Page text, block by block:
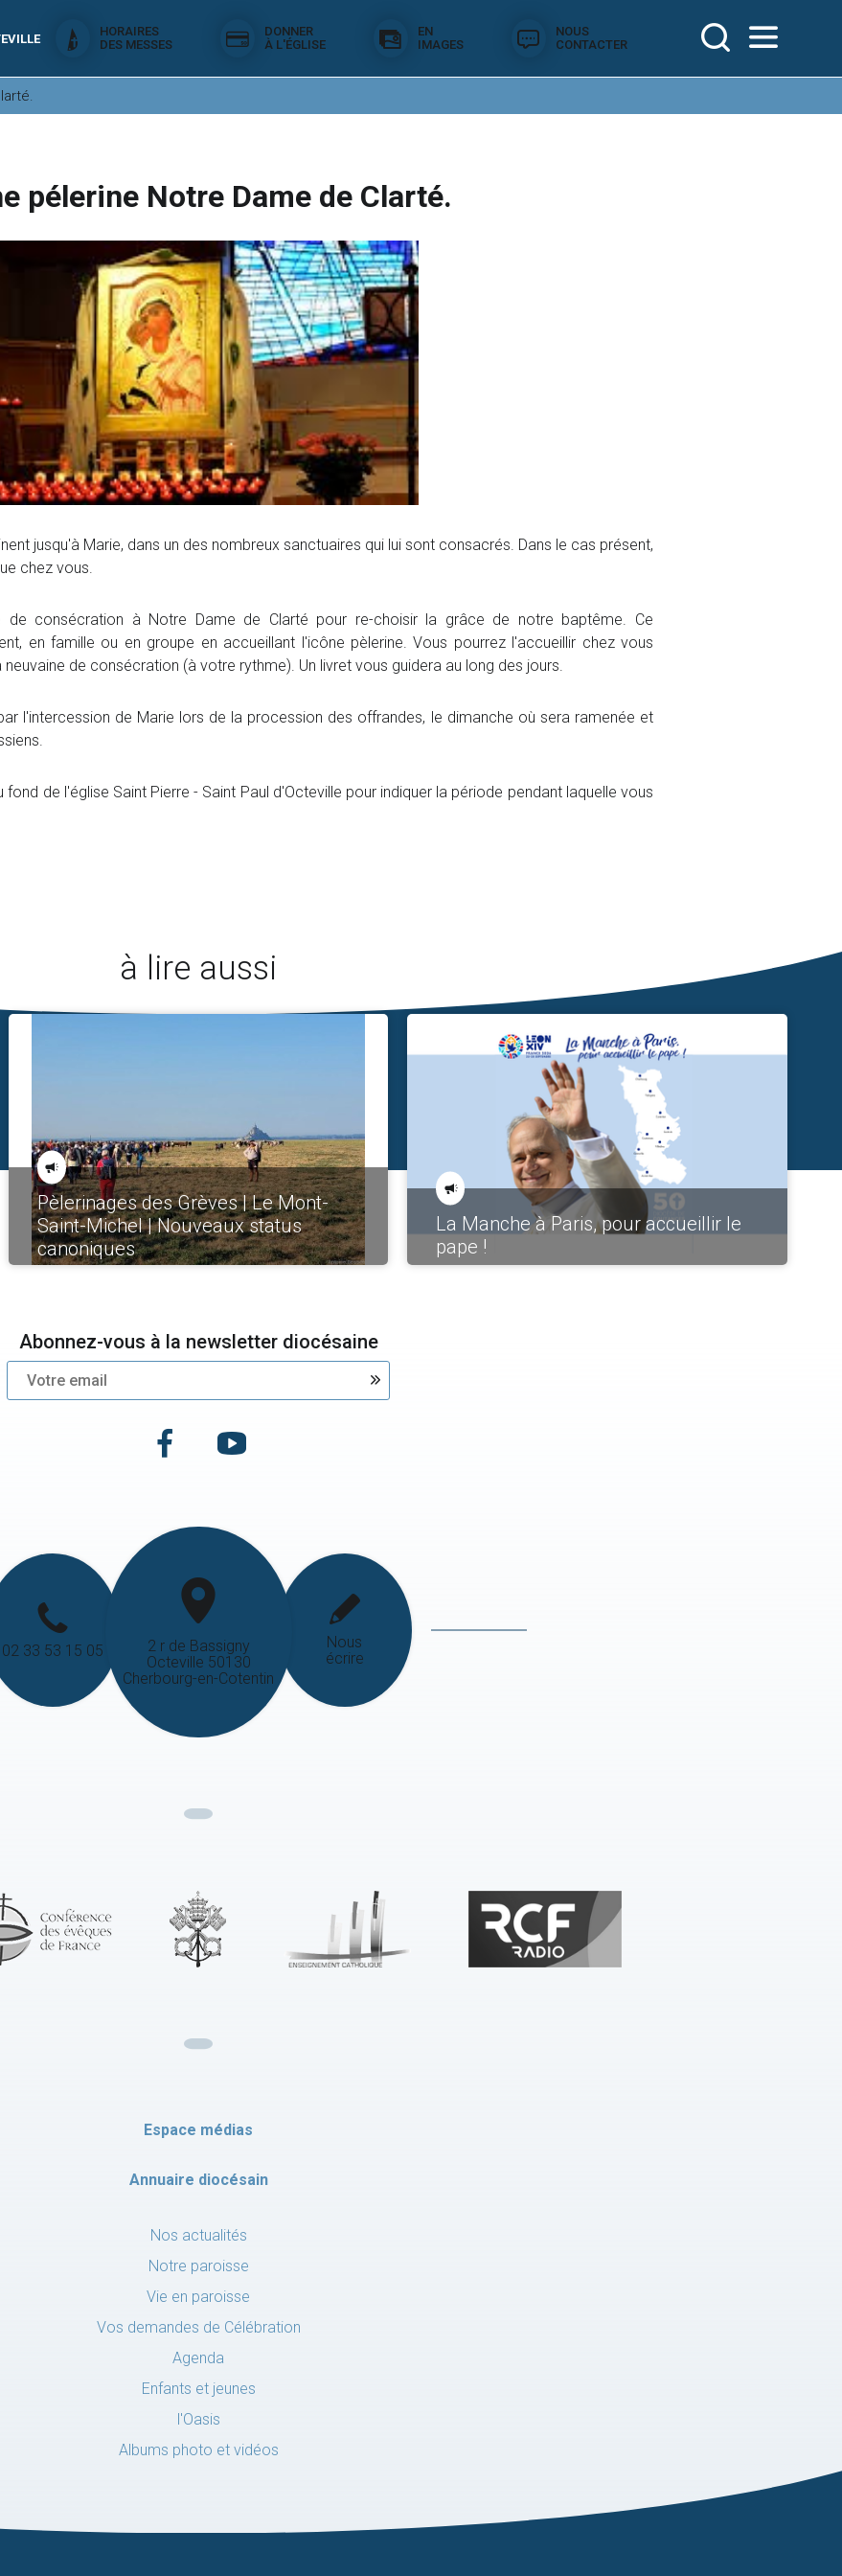
HORAIRES
DES MESSES
DONNER
À L'ÉGLISE
EN
IMAGES
NOUS
CONTACTER
pélerine Notre Dame de Clarté.
jusqu'à Marie, dans un des nombreux sanctuaires qui lui sont consacrés. Dans le cas présent,
chez vous.
de consécration à Notre Dame de Clarté pour re-choisir la grâce de notre baptême. Ce
en famille ou en groupe en accueillant l'icône pèlerine. Vous pourrez l'accueillir chez vous
de consécration (à votre rythme). Un livret vous guidera au long des jours.
l'intercession de Marie lors de la procession des offrandes, le dimanche où sera ramenée et
de l'église Saint Pierre - Saint Paul d'Octeville pour indiquer la période pendant laquelle vous
à lire aussi
Pèlerinages des Grèves | Le Mont-
Saint-Michel | Nouveaux status
canoniques
La Manche à Paris, pour accueillir le
pape !
Abonnez-vous à la newsletter diocésaine
02 33 53 15 05
Nous
écrire
2 r de Bassigny
Octeville 50130
Cherbourg-en-Cotentin
Espace médias
Annuaire diocésain
Nos actualités
Notre paroisse
Vie en paroisse
Vos demandes de Célébration
Agenda
Enfants et jeunes
l'Oasis
Albums photo et vidéos